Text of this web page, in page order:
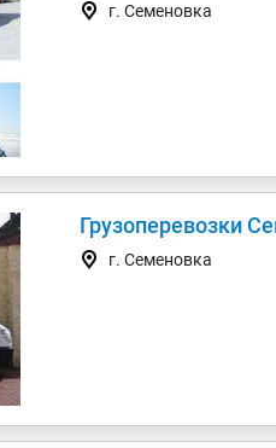
г. Семеновка
г. Семеновка